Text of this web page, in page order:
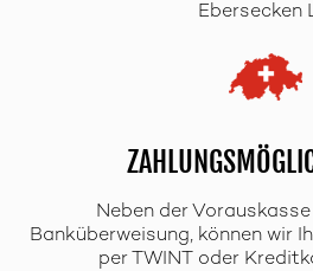
Ebersecken
Neben der
Banküberweisung, können wir
per TWINT oder